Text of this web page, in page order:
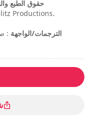
حقوق الطبع
Productions.
rights reserved.
الترجمات/الواجهة :